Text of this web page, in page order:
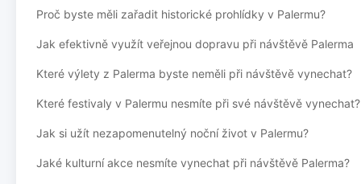
Proč byste měli zařadit historické prohlídky v Palermu?
Jak efektivně využít veřejnou dopravu při návštěvě Palerma
Které výlety z Palerma byste neměli při návštěvě vynechat?
Které festivaly v Palermu nesmíte při své návštěvě vynechat?
Jak si užít nezapomenutelný noční život v Palermu?
Jaké kulturní akce nesmíte vynechat při návštěvě Palerma?